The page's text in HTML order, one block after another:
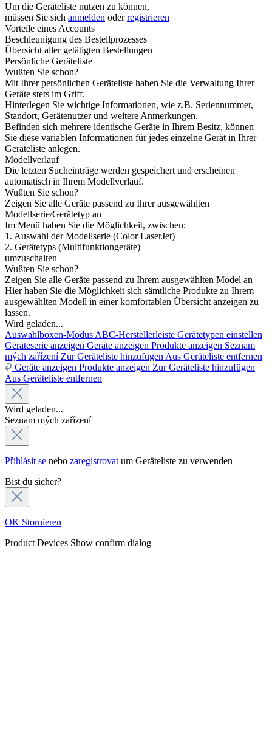
Um die Geräteliste nutzen zu können,
müssen Sie sich anmelden oderregistrieren
Vorteile eines Accounts
Beschleunigung des Bestellprozesses
Übersicht aller getätigten Bestellungen
Persönliche Geräteliste
Wußten Sie schon?
Mit Ihrer persönlichen Geräteliste haben Sie die Verwaltung Ihrer
Geräte stets im Griff.
Hinterlegen Sie wichtige Informationen, wie z.B. Seriennummer,
Standort, Gerätenutzer und weitere Anmerkungen.
Befinden sich mehrere identische Geräte in Ihrem Besitz, können
Sie diese variablen Informationen für jedes einzelne Gerät in Ihrer
Geräteliste anlegen.
Modellverlauf
Die letzten Sucheinträge werden gespeichert und erscheinen
automatisch in Ihrem Modellverlauf.
Wußten Sie schon?
Zeigen Sie alle Geräte passend zu Ihrer ausgewählten
Modellserie/Gerätetyp an
Im Menü haben Sie die Möglichkeit, zwischen:
1. Auswahl der Modellserie (Color LaserJet)
2. Gerätetyps (Multifunktiongeräte)
umzuschalten
Wußten Sie schon?
Zeigen Sie alle Geräte passend zu Ihrem ausgewählten Model an
Hier haben Sie die Möglichkeit sich sämtliche Produkte zu Ihrem
ausgewählten Modell in einer komfortablen Übersicht anzeigen zu
lassen.
Wird geladen...
Auswahlboxen-Modus ABC-Herstellerleiste Gerätetypen einstellen
Geräteserie anzeigen Geräte anzeigen Produkte anzeigen Seznam
mých zařízení Zur Geräteliste hinzufügen Aus Geräteliste entfernen
Geräte anzeigen Produkte anzeigen Zur Geräteliste hinzufügen
Aus Geräteliste entfernen
Wird geladen...
Seznam mých zařízení
Přihlásit se nebo zaregistrovat um Geräteliste zu verwenden
Bist du sicher?
OK Stornieren
Product Devices Show confirm dialog